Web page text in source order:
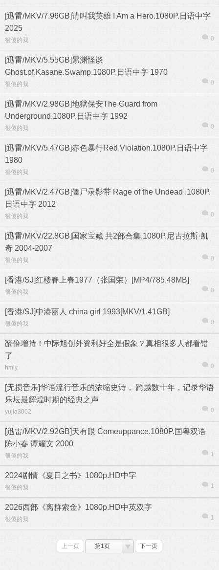
[迅雷/MKV/7.96GB]请叫我英雄 I Am a Hero.1080P.日语中字
2025
很傻的我 0
[迅雷/MKV/5.55GB]累渊怪谈
Ghost.of.Kasane.Swamp.1080P.日语中字 1970
很傻的我 0
[迅雷/MKV/2.98GB]地狱保安The Guard from
Underground.1080P.日语中字 1992
很傻的我 0
[迅雷/MKV/5.47GB]赤色暴行Red.Violation.1080P.日语中字
1980
很傻的我 0
[迅雷/MKV/2.47GB]僵尸录影带 Rage of the Undead .1080P.
日语中字 2012
很傻的我 0
[迅雷/MKV/22.8GB]国家宝藏 共2部合集.1080P.尼古拉斯·凯
奇 2004-2007
很傻的我 0
[香港/SJ]红楼春上春1977（张国荣）[MP4/785.48MB]
很傻的我 0
[香港/SJ]中港丽人 china girl 1993[MKV/1.41GB]
很傻的我 0
翻倍增持！中际旭创外资利好全是假象？真相很多人都看错
了
hmly 0
[无损音乐]华语流行音乐的浓缩史诗， 跨越数十年，记录华语
乐坛最辉煌时期的经典之声
yujia3002 0
[迅雷/MKV/2.92GB]天有眼 Comeuppance.1080P.国粤双语
陈小春 谭耀文 2000
很傻的我 1
2024剧情《夏日之书》1080p.HD中字
很傻的我 1
2026西部《离群索金》1080p.HD中英双字
很傻的我 1
上一页 第1页 下一页